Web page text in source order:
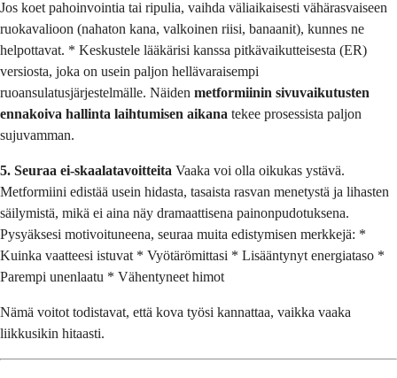
Jos koet pahoinvointia tai ripulia, vaihda väliaikaisesti vähärasvaiseen
ruokavalioon (nahaton kana, valkoinen riisi, banaanit), kunnes ne
helpottavat. * Keskustele lääkärisi kanssa pitkävaikutteisesta (ER)
versiosta, joka on usein paljon hellävaraisempi
ruoansulatusjärjestelmälle. Näiden metformiinin sivuvaikutusten
ennakoiva hallinta laihtumisen aikana tekee prosessista paljon
sujuvamman.
5. Seuraa ei-skaalatavoitteita Vaaka voi olla oikukas ystävä.
Metformiini edistää usein hidasta, tasaista rasvan menetystä ja lihasten
säilymistä, mikä ei aina näy dramaattisena painonpudotuksena.
Pysyäksesi motivoituneena, seuraa muita edistymisen merkkejä: *
Kuinka vaatteesi istuvat * Vyötärömittasi * Lisääntynyt energiataso *
Parempi unenlaatu * Vähentyneet himot
Nämä voitot todistavat, että kova työsi kannattaa, vaikka vaaka
liikkusikin hitaasti.